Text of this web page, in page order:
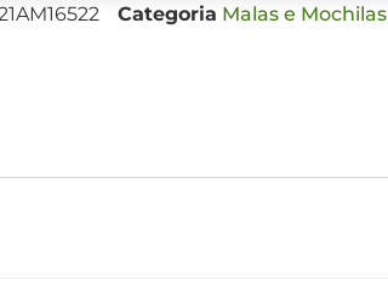
Categoria Malas e Mochilas